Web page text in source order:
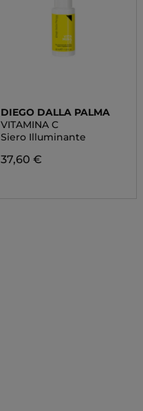
DIEGO DALLA PALMA
VITAMINA C
Siero Illuminante
37,60 €